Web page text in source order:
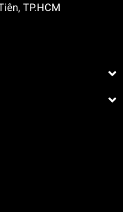
TP.HCM